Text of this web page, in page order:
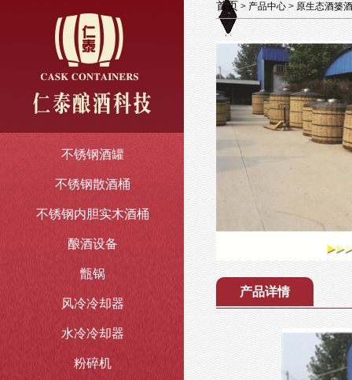
不锈钢酒罐
不锈钢散酒桶
不锈钢内胆实木酒桶
酿酒设备
甑锅
风冷冷却器
水冷冷却器
粉碎机
首页 > 产品中心 > 原生态酒篓
产品详情